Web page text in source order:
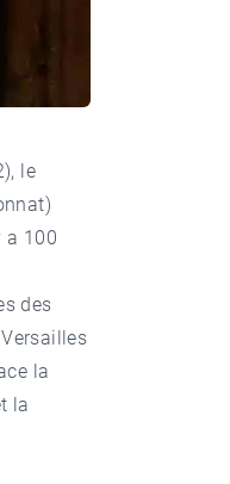
le
a 100
des
la
la